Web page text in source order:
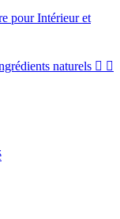
pour Intérieur et
naturels  